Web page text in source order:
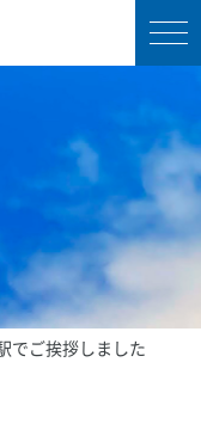
でご挨拶しました